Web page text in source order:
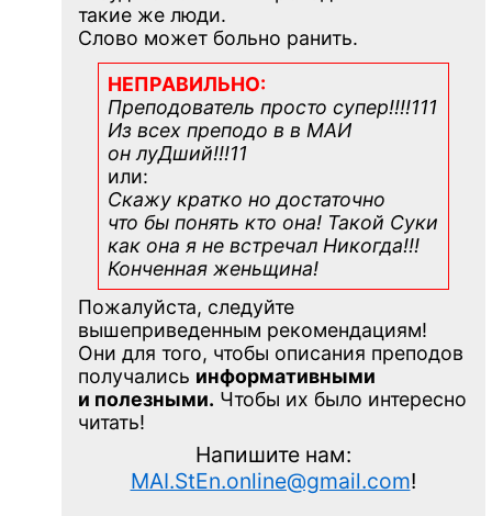
такие же люди.
Слово может больно ранить.
НЕПРАВИЛЬНО:
Преподователь просто супер!!!!111
Из всех преподо в в МАИ
он луДший!!!11
или:
Скажу кратко но достаточно
что бы понять кто она! Такой Суки
как она я не встречал Никогда!!!
Конченная женьщина!
Пожалуйста, следуйте
вышеприведенным рекомендациям!
Они для того, чтобы описания преподов
получались информативными
и полезными. Чтобы их было интересно
читать!
Напишите нам:
MAI.StEn.online@gmail.com!